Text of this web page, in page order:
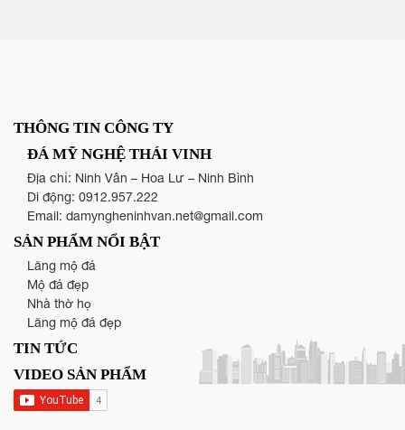
THÔNG TIN CÔNG TY
ĐÁ MỸ NGHỆ THÁI VINH
Địa chỉ: Ninh Vân – Hoa Lư – Ninh Bình
Di động: 0912.957.222
Email: damyngheninhvan.net@gmail.com
SẢN PHẨM NỔI BẬT
Lăng mộ đá
Mộ đá đẹp
Nhà thờ họ
Lăng mộ đá đẹp
TIN TỨC
VIDEO SẢN PHẨM